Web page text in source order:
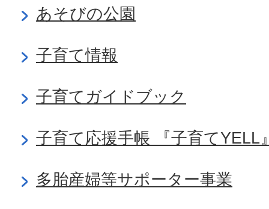
あそびの公園
子育て情報
子育てガイドブック
子育て応援手帳 『子育てYELL
多胎産婦等サポーター事業